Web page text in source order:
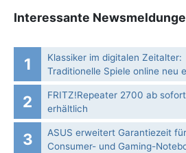
Interessante
1
Klassiker im digitalen Zeitalter:
Traditionelle Spiele online neu
2
FRITZ!Repeater 2700 ab
erhältlich
3
ASUS erweitert Garantiezeit für
Consumer- und Gaming-